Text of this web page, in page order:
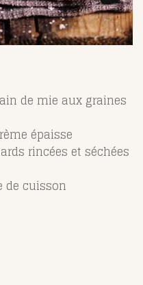
de mie aux graines
épaisse
rincées et séchées
de cuisson